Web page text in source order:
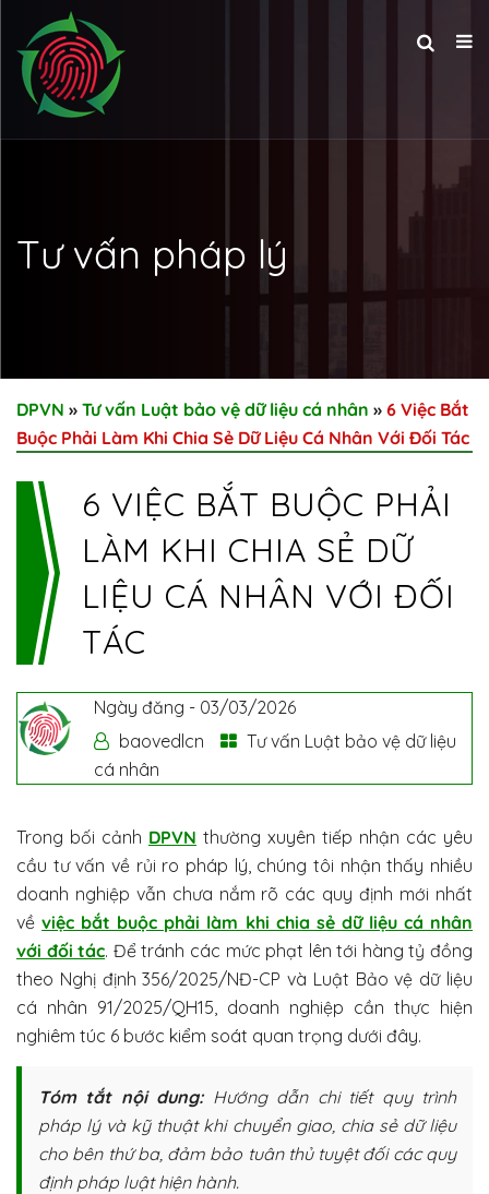
Tư vấn pháp lý
DPVN » Tư vấn Luật bảo vệ dữ liệu cá nhân » 6 Việc Bắt
Buộc Phải Làm Khi Chia Sẻ Dữ Liệu Cá Nhân Với Đối Tác
6 VIỆC BẮT BUỘC PHẢI
LÀM KHI CHIA SẺ DỮ
LIỆU CÁ NHÂN VỚI ĐỐI
TÁC
Ngày đăng - 03/03/2026
baovedlcn
Tư vấn Luật bảo vệ dữ liệu
cá nhân
Trong bối cảnh DPVN thường xuyên tiếp nhận các yêu
cầu tư vấn về rủi ro pháp lý, chúng tôi nhận thấy nhiều
doanh nghiệp vẫn chưa nắm rõ các quy định mới nhất
vềviệc bắt buộc phải làm khi chia sẻ dữ liệu cá nhân
với đối tác. Để tránh các mức phạt lên tới hàng tỷ đồng
theo Nghị định 356/2025/NĐ-CP và Luật Bảo vệ dữ liệu
cá nhân 91/2025/QH15, doanh nghiệp cần thực hiện
nghiêm túc 6 bước kiểm soát quan trọng dưới đây.
Tóm tắt nội dung:Hướng dẫn chi tiết quy trình
pháp lý và kỹ thuật khi chuyển giao, chia sẻ dữ liệu
cho bên thứ ba, đảm bảo tuân thủ tuyệt đối các quy
định pháp luật hiện hành.